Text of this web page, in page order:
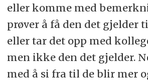
eller komme med
prøver å få den det gjelder
eller tar det opp med
men ikke den det gjelder.
med å si fra til de blir mer